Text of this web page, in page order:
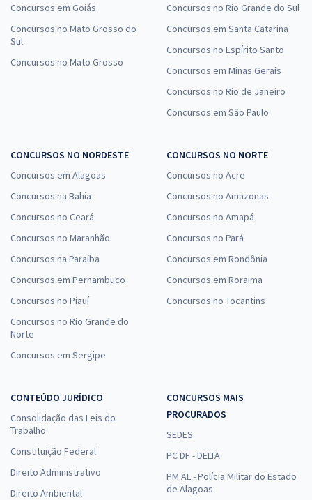
Concursos em Goiás
Concursos no Mato Grosso do
Sul
Concursos no Mato Grosso
Concursos no Rio Grande do Sul
Concursos em Santa Catarina
Concursos no Espírito Santo
Concursos em Minas Gerais
Concursos no Rio de Janeiro
Concursos em São Paulo
CONCURSOS NO NORDESTE
Concursos em Alagoas
Concursos na Bahia
Concursos no Ceará
Concursos no Maranhão
Concursos na Paraíba
Concursos em Pernambuco
Concursos no Piauí
Concursos no Rio Grande do
Norte
Concursos em Sergipe
CONCURSOS NO NORTE
Concursos no Acre
Concursos no Amazonas
Concursos no Amapá
Concursos no Pará
Concursos em Rondônia
Concursos em Roraima
Concursos no Tocantins
CONTEÚDO JURÍDICO
Consolidação das Leis do
Trabalho
Constituição Federal
Direito Administrativo
Direito Ambiental
CONCURSOS MAIS
PROCURADOS
SEDES
PC DF - DELTA
PM AL - Polícia Militar do Estado
de Alagoas